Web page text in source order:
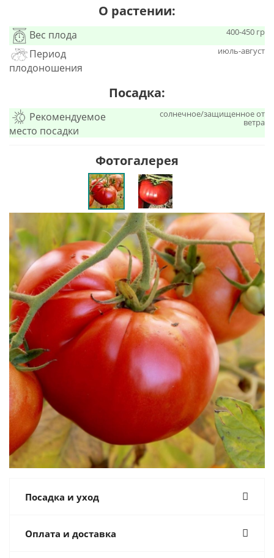
О растении:
Вес плода 400-450 гр
Период
плодоношения
июль-август
Посадка:
Рекомендуемое
место посадки
солнечное/защищенное от
ветра
Фотогалерея
Посадка и уход
Оплата и доставка